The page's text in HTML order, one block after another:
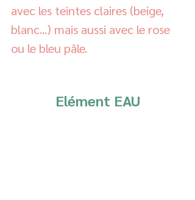
avec les teintes claires (beige,
blanc...) mais aussi avec le rose
ou le bleu pâle.
Elément EAU